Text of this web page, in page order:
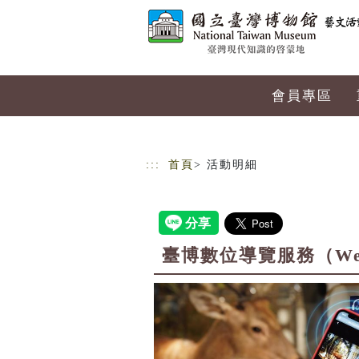
會員專區
::: 首頁 > 活動明細
臺博數位導覽服務（